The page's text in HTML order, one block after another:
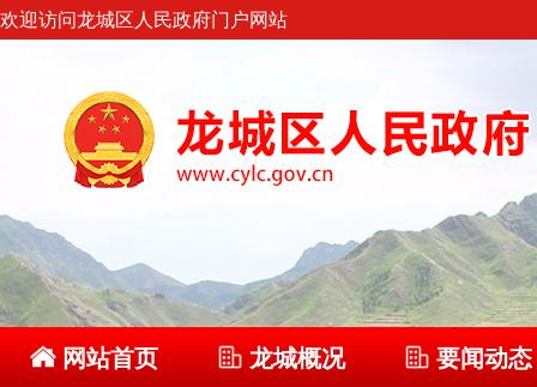
欢迎访问龙城区人民政府门户网站
网站首页 龙城概况 要闻动态